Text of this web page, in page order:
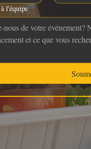
l'équipe